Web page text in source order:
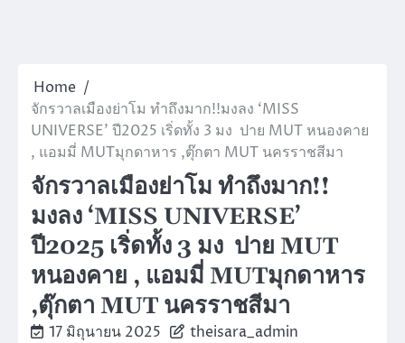
Home
จักรวาลเมืองย่าโม ทำถึงมาก!!มงลง ‘MISS
UNIVERSE’ ปี2025 เริ่ดทั้ง 3 มง ปาย MUT หนองคาย
, แอมมี่ MUTมุกดาหาร ,ตุ๊กตา MUT นครราชสีมา
จักรวาลเมืองย่าโม ทำถึงมาก!!
มงลง ‘MISS UNIVERSE’
ปี2025 เริ่ดทั้ง 3 มง ปาย MUT
หนองคาย , แอมมี่ MUTมุกดาหาร
,ตุ๊กตา MUT นครราชสีมา
17 มิถุนายน 2025 theisara_admin